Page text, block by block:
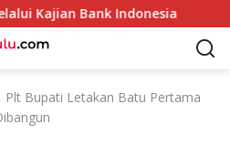
Bank Indonesia
Plt Bupati Letakan Batu Pertama